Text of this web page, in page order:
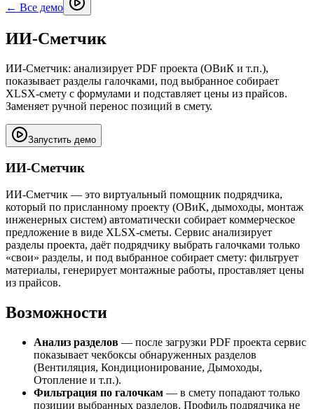
← Все демо
ИИ‑Сметчик
ИИ-Сметчик: анализирует PDF проекта (ОВиК и т.п.),
показывает разделы галочками, под выбранное собирает
XLSX‑смету с формулами и подставляет цены из прайсов.
Заменяет ручной перенос позиций в смету.
Запустить демо
ИИ‑Сметчик
ИИ‑Сметчик — это виртуальный помощник подрядчика,
который по присланному проекту (ОВиК, дымоходы, монтаж
инженерных систем) автоматически собирает коммерческое
предложение в виде XLSX‑сметы. Сервис анализирует
разделы проекта, даёт подрядчику выбрать галочками только
«свои» разделы, и под выбранное собирает смету: фильтрует
материалы, генерирует монтажные работы, проставляет цены
из прайсов.
Возможности
Анализ разделов — после загрузки PDF проекта сервис
показывает чекбоксы обнаруженных разделов
(Вентиляция, Кондиционирование, Дымоходы,
Отопление и т.п.).
Фильтрация по галочкам — в смету попадают только
позиции выбранных разделов. Профиль подрядчика не